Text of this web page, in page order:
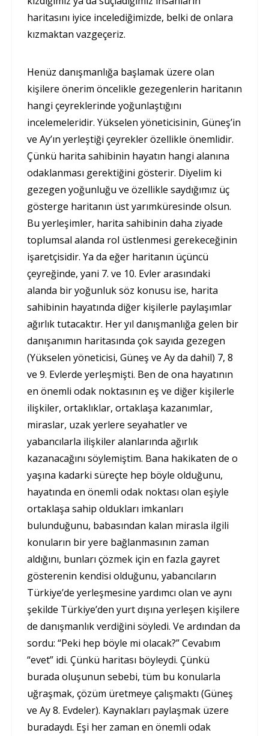
haritasını iyice incelediğimizde, belki de onlara
kızmaktan vazgeçeriz.
Henüz danışmanlığa başlamak üzere olan
kişilere önerim öncelikle gezegenlerin haritanın
hangi çeyreklerinde yoğunlaştığını
incelemeleridir. Yükselen yöneticisinin, Güneş’in
ve Ay’ın yerleştiği çeyrekler özellikle önemlidir.
Çünkü harita sahibinin hayatın hangi alanına
odaklanması gerektiğini gösterir. Diyelim ki
gezegen yoğunluğu ve özellikle saydığımız üç
gösterge haritanın üst yarımküresinde olsun.
Bu yerleşimler, harita sahibinin daha ziyade
toplumsal alanda rol üstlenmesi gerekeceğinin
işaretçisidir. Ya da eğer haritanın üçüncü
çeyreğinde, yani 7. ve 10. Evler arasındaki
alanda bir yoğunluk söz konusu ise, harita
sahibinin hayatında diğer kişilerle paylaşımlar
ağırlık tutacaktır. Her yıl danışmanlığa gelen bir
danışanımın haritasında çok sayıda gezegen
(Yükselen yöneticisi, Güneş ve Ay da dahil) 7, 8
ve 9. Evlerde yerleşmişti. Ben de ona hayatının
en önemli odak noktasının eş ve diğer kişilerle
ilişkiler, ortaklıklar, ortaklaşa kazanımlar,
miraslar, uzak yerlere seyahatler ve
yabancılarla ilişkiler alanlarında ağırlık
kazanacağını söylemiştim. Bana hakikaten de o
yaşına kadarki süreçte hep böyle olduğunu,
hayatında en önemli odak noktası olan eşiyle
ortaklaşa sahip oldukları imkanları
bulunduğunu, babasından kalan mirasla ilgili
konuların bir yere bağlanmasının zaman
aldığını, bunları çözmek için en fazla gayret
gösterenin kendisi olduğunu, yabancıların
Türkiye’de yerleşmesine yardımcı olan ve aynı
şekilde Türkiye’den yurt dışına yerleşen kişilere
de danışmanlık verdiğini söyledi. Ve ardından da
sordu: “Peki hep böyle mi olacak?” Cevabım
“evet” idi. Çünkü haritası böyleydi. Çünkü
burada oluşunun sebebi, tüm bu konularla
uğraşmak, çözüm üretmeye çalışmaktı (Güneş
ve Ay 8. Evdeler). Kaynakları paylaşmak üzere
buradaydı. Eşi her zaman en önemli odak